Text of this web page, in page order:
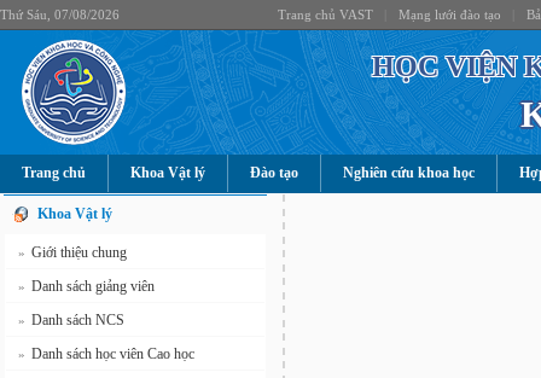
Thứ Sáu, 07/08/2026 Trang chủ VAST Mạng lưới đào tạo
HỌC VIỆN
Trang chủ Khoa Vật lý Đào tạo Nghiên cứu khoa học
Khoa Vật lý
» Giới thiệu chung
» Danh sách giảng viên
» Danh sách NCS
» Danh sách học viên Cao học